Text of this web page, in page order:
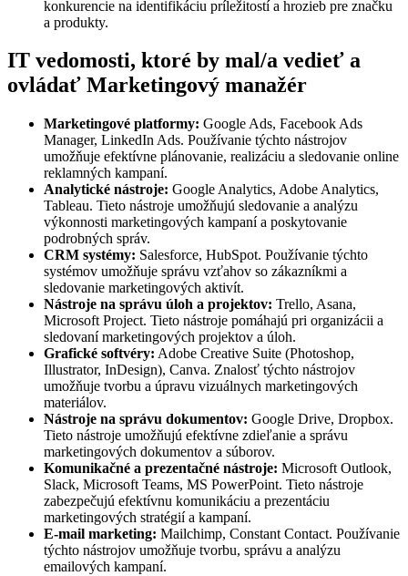
konkurencie na identifikáciu príležitostí a hrozieb pre značku
a produkty.
IT vedomosti, ktoré by mal/a vedieť a
ovládať Marketingový manažér
Marketingové platformy: Google Ads, Facebook Ads
Manager, LinkedIn Ads. Používanie týchto nástrojov
umožňuje efektívne plánovanie, realizáciu a sledovanie online
reklamných kampaní.
Analytické nástroje: Google Analytics, Adobe Analytics,
Tableau. Tieto nástroje umožňujú sledovanie a analýzu
výkonnosti marketingových kampaní a poskytovanie
podrobných správ.
CRM systémy: Salesforce, HubSpot. Používanie týchto
systémov umožňuje správu vzťahov so zákazníkmi a
sledovanie marketingových aktivít.
Nástroje na správu úloh a projektov: Trello, Asana,
Microsoft Project. Tieto nástroje pomáhajú pri organizácii a
sledovaní marketingových projektov a úloh.
Grafické softvéry: Adobe Creative Suite (Photoshop,
Illustrator, InDesign), Canva. Znalosť týchto nástrojov
umožňuje tvorbu a úpravu vizuálnych marketingových
materiálov.
Nástroje na správu dokumentov: Google Drive, Dropbox.
Tieto nástroje umožňujú efektívne zdieľanie a správu
marketingových dokumentov a súborov.
Komunikačné a prezentačné nástroje: Microsoft Outlook,
Slack, Microsoft Teams, MS PowerPoint. Tieto nástroje
zabezpečujú efektívnu komunikáciu a prezentáciu
marketingových stratégií a kampaní.
E-mail marketing: Mailchimp, Constant Contact. Používanie
týchto nástrojov umožňuje tvorbu, správu a analýzu
emailových kampaní.